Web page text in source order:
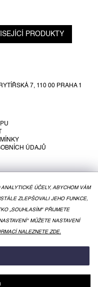
ÚČELY, ABYCHOM VÁM
ZLEPŠOVALI JEHO FUNKCE,
„SOUHLASÍM" PŘIJMETE
MŮŽETE NASTAVENÍ
NALEZNETE ZDE.
PRODUKTY
7, 110 00 PRAHA 1
ÚDAJŮ